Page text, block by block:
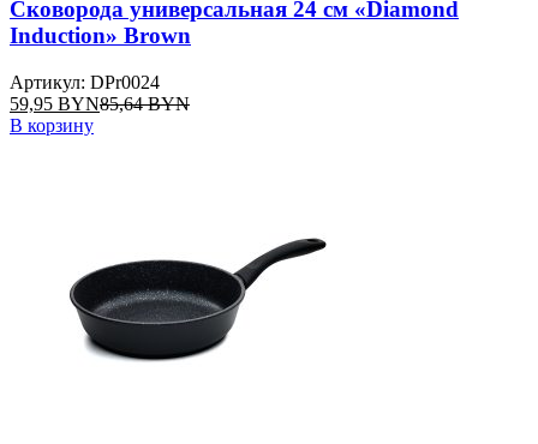
Сковорода универсальная 24 см «Diamond
Induction» Brown
Артикул: DPr0024
59,95 BYN85,64BYN
В корзину